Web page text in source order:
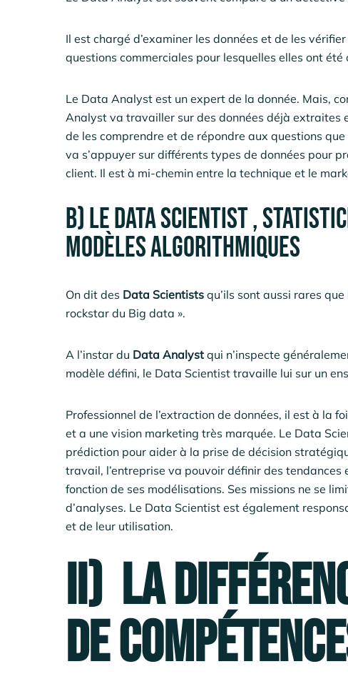
Il est chargé d’examiner les données et de les
questions commerciales pour lesquelles elles ont été
Le Data Analyst est un expert de la donnée. Mais,
Analyst va travailler sur des données déjà extraites
de les comprendre et de répondre aux questions
va s’appuyer sur différents types de données pour
client. Il est à mi-chemin entre la technique et le
B) Le Data Scientist ,
modèles algorithmiques
On dit des Data Scientists qu’ils sont aussi rares
rockstar du Big data ».
A l’instar du Data Analyst qui n’inspecte
modèle défini, le Data Scientist travaille lui sur un
Professionnel de l’extraction de données, il est à la
et a une vision marketing très marquée. Le Data
prédiction pour aider à la prise de décision
travail, l’entreprise va pouvoir définir des
fonction de ses modélisations. Ses missions ne se
d’analyses. Le Data Scientist est également
et de leur utilisation.
II) La
de